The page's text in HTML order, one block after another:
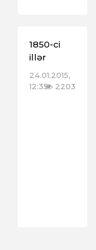
1850-ci
illər
24.01.2015,
12:35 2203